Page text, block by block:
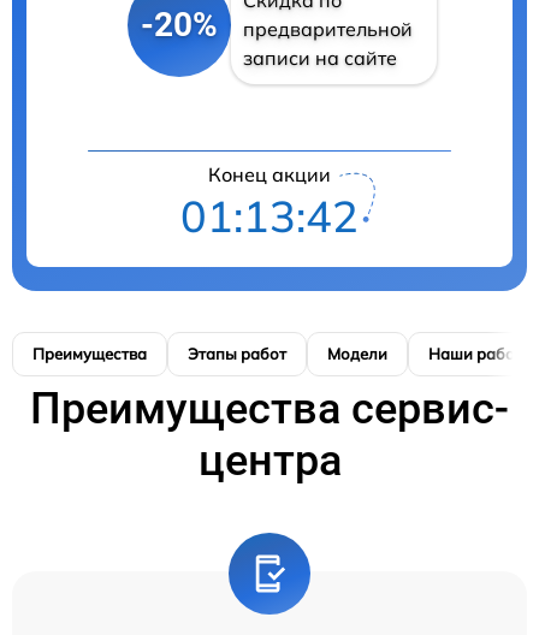
-20%
предварительной
записи на сайте
Конец акции
01:13:42
Преимущества Этапы работ Модели Наши работы
Преимущества сервис-
центра